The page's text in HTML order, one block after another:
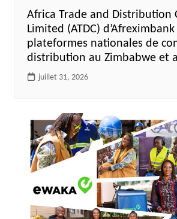
Africa Trade and Distribution
Limited (ATDC)
plateformes nationales de
distribution au Zimbabwe et
juillet 31, 2026